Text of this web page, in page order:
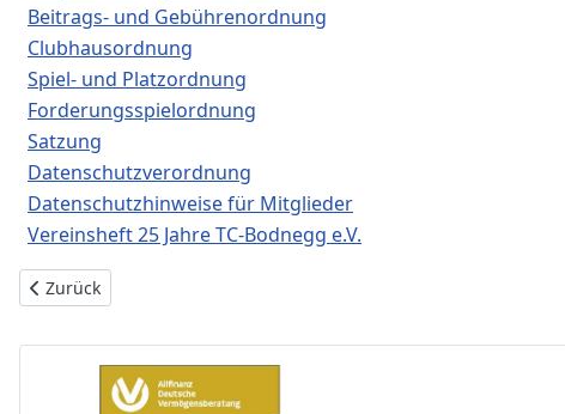
Beitrags- und Gebührenordnung
Clubhausordnung
Spiel- und Platzordnung
Forderungsspielordnung
Satzung
Datenschutzverordnung
Datenschutzhinweise für Mitglieder
Vereinsheft 25 Jahre TC-Bodnegg e.V.
Vorheriger Beitrag: TC Bodnegg - Chronik
Zurück